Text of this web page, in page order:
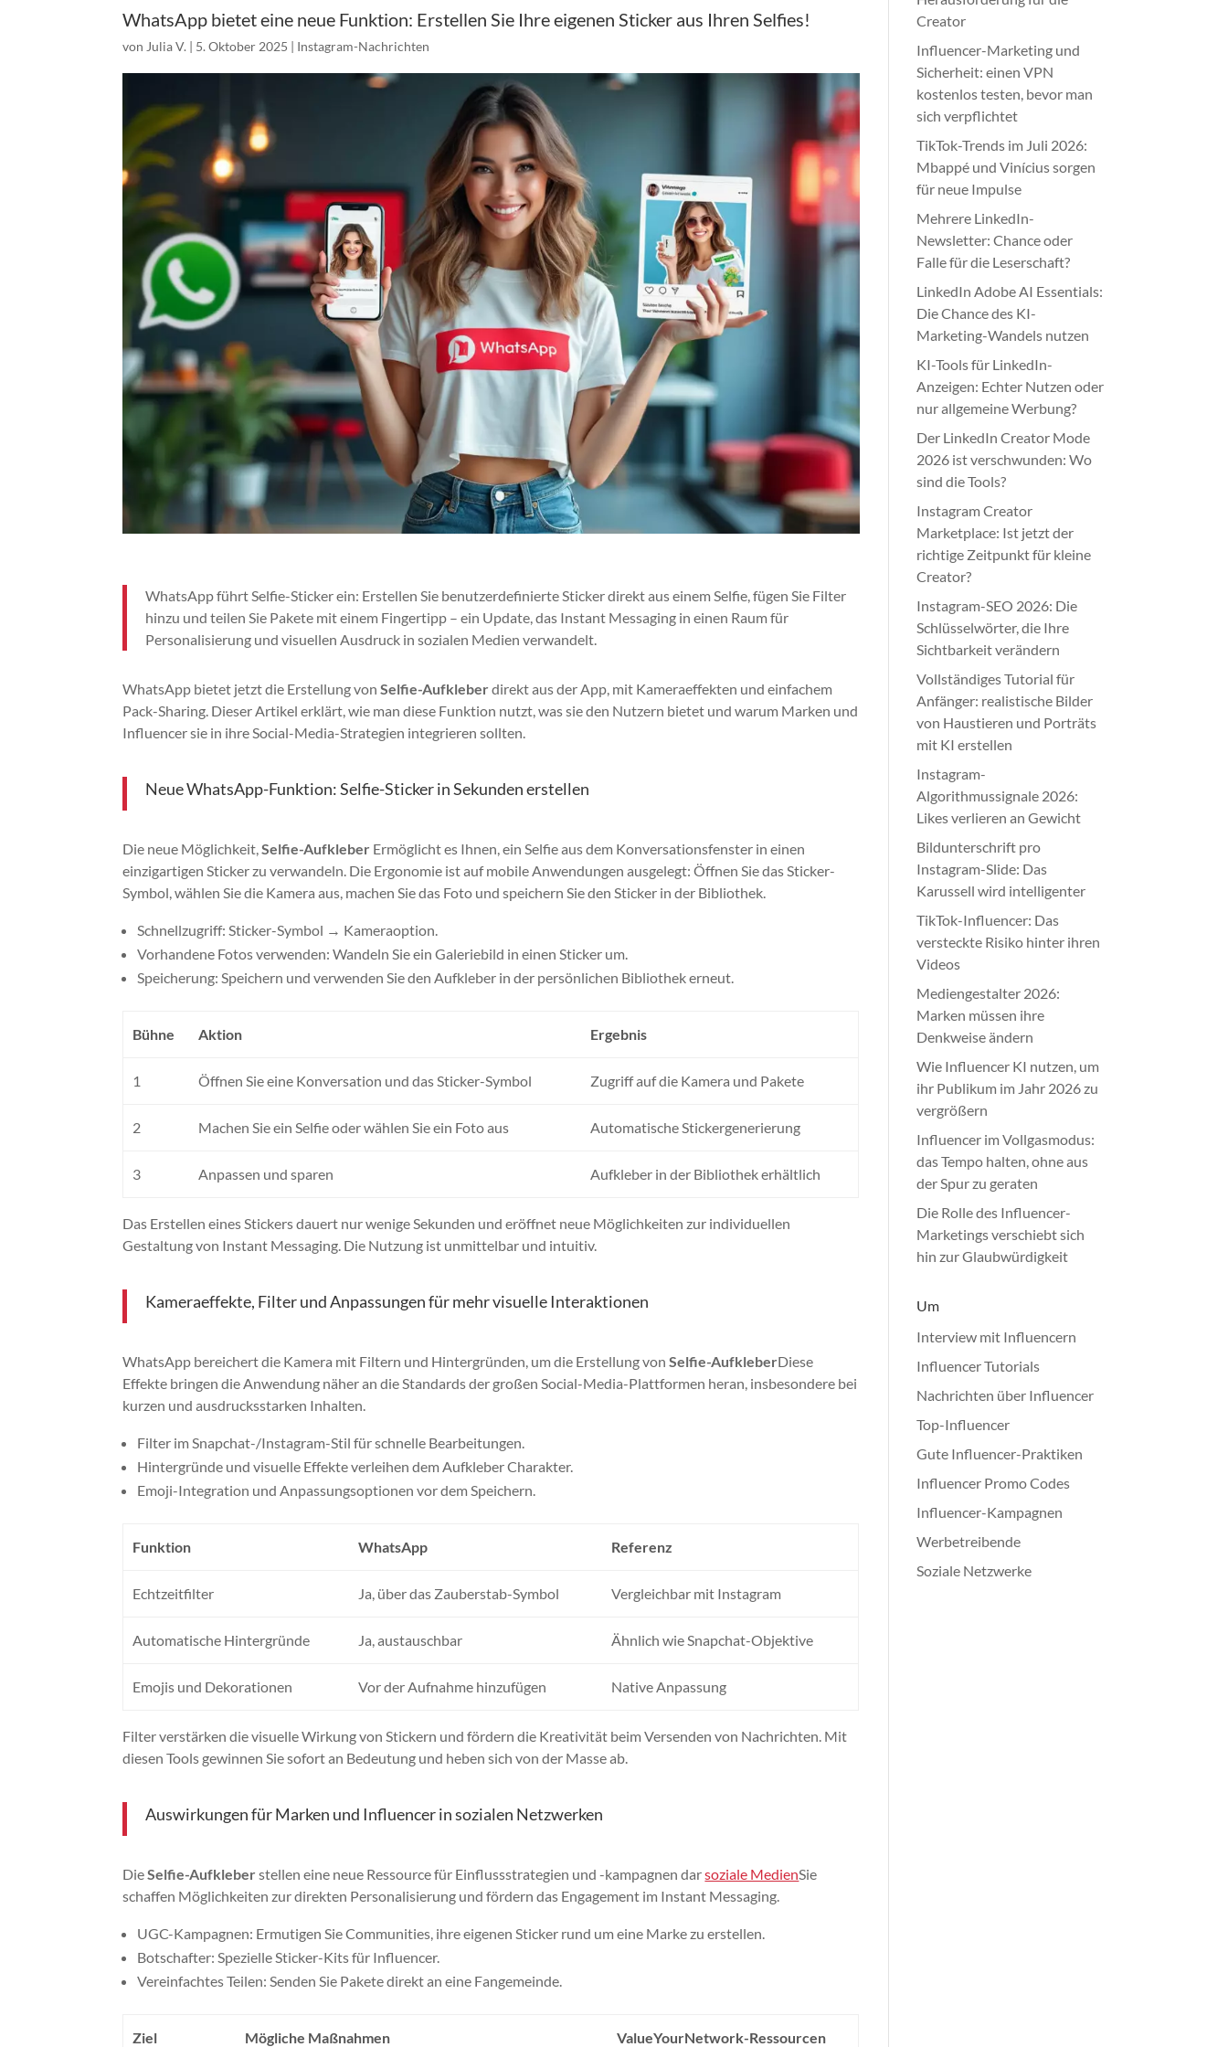
WhatsApp bietet eine neue Funktion: Erstellen Sie Ihre eigenen Sticker aus Ihren Selfies!
von Julia V. | 5. Oktober 2025 | Instagram-Nachrichten
WhatsApp führt Selfie-Sticker ein: Erstellen Sie benutzerdefinierte Sticker direkt aus einem Selfie, fügen Sie Filter
hinzu und teilen Sie Pakete mit einem Fingertipp – ein Update, das Instant Messaging in einen Raum für
Personalisierung und visuellen Ausdruck in sozialen Medien verwandelt.
WhatsApp bietet jetzt die Erstellung vonSelfie-Aufkleberdirekt aus der App, mit Kameraeffekten und einfachem
Pack-Sharing. Dieser Artikel erklärt, wie man diese Funktion nutzt, was sie den Nutzern bietet und warum Marken und
Influencer sie in ihre Social-Media-Strategien integrieren sollten.
Neue WhatsApp-Funktion: Selfie-Sticker in Sekunden erstellen
Die neue Möglichkeit,Selfie-Aufkleber Ermöglicht es Ihnen, ein Selfie aus dem Konversationsfenster in einen
einzigartigen Sticker zu verwandeln. Die Ergonomie ist auf mobile Anwendungen ausgelegt: Öffnen Sie das Sticker-
Symbol, wählen Sie die Kamera aus, machen Sie das Foto und speichern Sie den Sticker in der Bibliothek.
Schnellzugriff: Sticker-Symbol → Kameraoption.
Vorhandene Fotos verwenden: Wandeln Sie ein Galeriebild in einen Sticker um.
Speicherung: Speichern und verwenden Sie den Aufkleber in der persönlichen Bibliothek erneut.
Bühne Aktion Ergebnis
1 Öffnen Sie eine Konversation und das Sticker-Symbol Zugriff auf die Kamera und Pakete
2 Machen Sie ein Selfie oder wählen Sie ein Foto aus Automatische Stickergenerierung
3 Anpassen und sparen Aufkleber in der Bibliothek erhältlich
Das Erstellen eines Stickers dauert nur wenige Sekunden und eröffnet neue Möglichkeiten zur individuellen
Gestaltung von Instant Messaging. Die Nutzung ist unmittelbar und intuitiv.
Kameraeffekte, Filter und Anpassungen für mehr visuelle Interaktionen
WhatsApp bereichert die Kamera mit Filtern und Hintergründen, um die Erstellung vonSelfie-AufkleberDiese
Effekte bringen die Anwendung näher an die Standards der großen Social-Media-Plattformen heran, insbesondere bei
kurzen und ausdrucksstarken Inhalten.
Filter im Snapchat-/Instagram-Stil für schnelle Bearbeitungen.
Hintergründe und visuelle Effekte verleihen dem Aufkleber Charakter.
Emoji-Integration und Anpassungsoptionen vor dem Speichern.
Funktion WhatsApp Referenz
Echtzeitfilter Ja, über das Zauberstab-Symbol Vergleichbar mit Instagram
Automatische Hintergründe Ja, austauschbar Ähnlich wie Snapchat-Objektive
Emojis und Dekorationen Vor der Aufnahme hinzufügen Native Anpassung
Filter verstärken die visuelle Wirkung von Stickern und fördern die Kreativität beim Versenden von Nachrichten. Mit
diesen Tools gewinnen Sie sofort an Bedeutung und heben sich von der Masse ab.
Auswirkungen für Marken und Influencer in sozialen Netzwerken
DieSelfie-Aufkleberstellen eine neue Ressource für Einflussstrategien und -kampagnen darsoziale MedienSie
schaffen Möglichkeiten zur direkten Personalisierung und fördern das Engagement im Instant Messaging.
UGC-Kampagnen: Ermutigen Sie Communities, ihre eigenen Sticker rund um eine Marke zu erstellen.
Botschafter: Spezielle Sticker-Kits für Influencer.
Vereinfachtes Teilen: Senden Sie Pakete direkt an eine Fangemeinde.
Ziel Mögliche Maßnahmen ValueYourNetwork-Ressourcen
Creator
Influencer-Marketing und
Sicherheit: einen VPN
kostenlos testen, bevor man
sich verpflichtet
TikTok-Trends im Juli 2026:
Mbappé und Vinícius sorgen
für neue Impulse
Mehrere LinkedIn-
Newsletter: Chance oder
Falle für die Leserschaft?
LinkedIn Adobe AI Essentials:
Die Chance des KI-
Marketing-Wandels nutzen
KI-Tools für LinkedIn-
Anzeigen: Echter Nutzen oder
nur allgemeine Werbung?
Der LinkedIn Creator Mode
2026 ist verschwunden: Wo
sind die Tools?
Instagram Creator
Marketplace: Ist jetzt der
richtige Zeitpunkt für kleine
Creator?
Instagram-SEO 2026: Die
Schlüsselwörter, die Ihre
Sichtbarkeit verändern
Vollständiges Tutorial für
Anfänger: realistische Bilder
von Haustieren und Porträts
mit KI erstellen
Instagram-
Algorithmussignale 2026:
Likes verlieren an Gewicht
Bildunterschrift pro
Instagram-Slide: Das
Karussell wird intelligenter
TikTok-Influencer: Das
versteckte Risiko hinter ihren
Videos
Mediengestalter 2026:
Marken müssen ihre
Denkweise ändern
Wie Influencer KI nutzen, um
ihr Publikum im Jahr 2026 zu
vergrößern
Influencer im Vollgasmodus:
das Tempo halten, ohne aus
der Spur zu geraten
Die Rolle des Influencer-
Marketings verschiebt sich
hin zur Glaubwürdigkeit
Um
Interview mit Influencern
Influencer Tutorials
Nachrichten über Influencer
Top-Influencer
Gute Influencer-Praktiken
Influencer Promo Codes
Influencer-Kampagnen
Werbetreibende
Soziale Netzwerke